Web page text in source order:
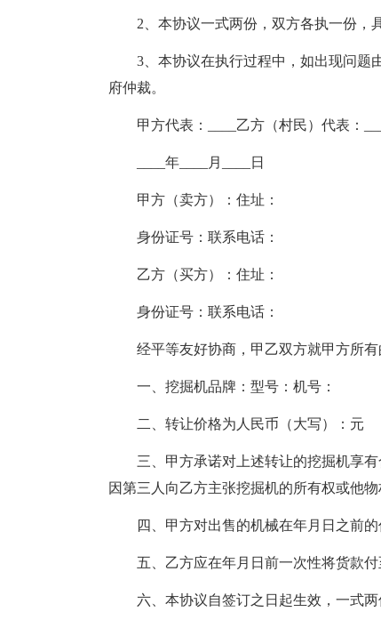
2、本协议一式两份，双方各执一份，
3、本协议在执行过程中，如出现问题
府仲裁。
甲方代表：____乙方（村民）代表：
____年____月____日
甲方（卖方）：住址：
身份证号：联系电话：
乙方（买方）：住址：
身份证号：联系电话：
经平等友好协商，甲乙双方就甲方所
一、挖掘机品牌：型号：机号：
二、转让价格为人民币（大写）：元
三、甲方承诺对上述转让的挖掘机享
因第三人向乙方主张挖掘机的所有权或他
四、甲方对出售的机械在年月日之前
五、乙方应在年月日前一次性将货款付
六、本协议自签订之日起生效，一式两